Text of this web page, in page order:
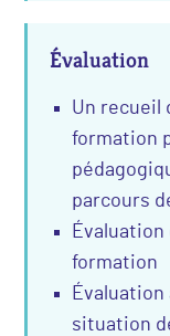
Évaluation
Un recueil
formation
parcours
formation
situation